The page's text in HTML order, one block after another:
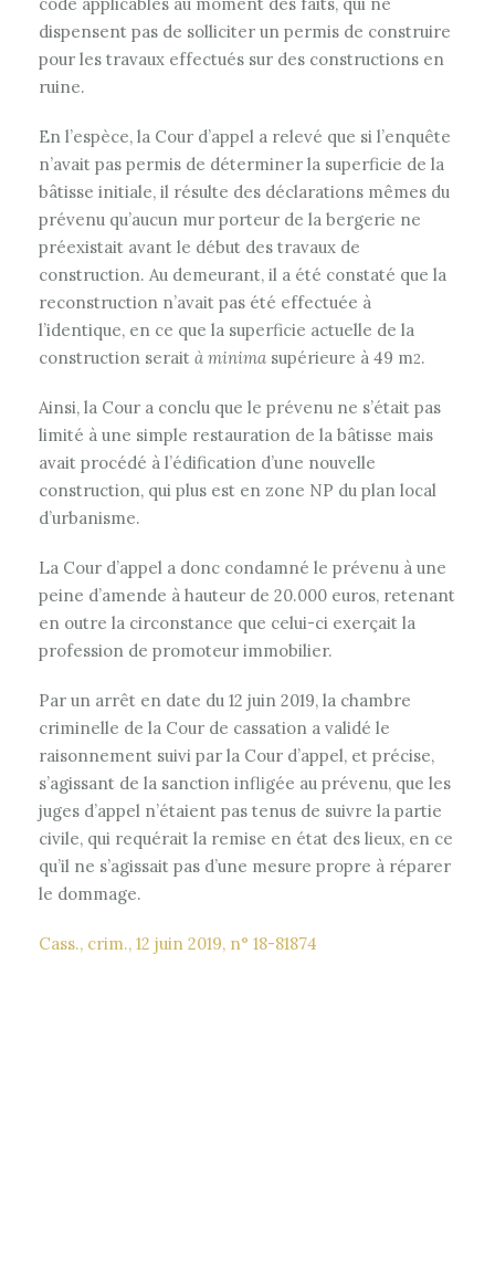
dispensent pas de solliciter un permis de construire
pour les travaux effectués sur des constructions en
ruine.
En l’espèce, la Cour d’appel a relevé que si l’enquête
n’avait pas permis de déterminer la superficie de la
bâtisse initiale, il résulte des déclarations mêmes du
prévenu qu’aucun mur porteur de la bergerie ne
préexistait avant le début des travaux de
construction. Au demeurant, il a été constaté que la
reconstruction n’avait pas été effectuée à
l’identique, en ce que la superficie actuelle de la
construction serait à minima supérieure à 49 m2.
Ainsi, la Cour a conclu que le prévenu ne s’était pas
limité à une simple restauration de la bâtisse mais
avait procédé à l’édification d’une nouvelle
construction, qui plus est en zone NP du plan local
d’urbanisme.
La Cour d’appel a donc condamné le prévenu à une
peine d’amende à hauteur de 20.000 euros, retenant
en outre la circonstance que celui-ci exerçait la
profession de promoteur immobilier.
Par un arrêt en date du 12 juin 2019, la chambre
criminelle de la Cour de cassation a validé le
raisonnement suivi par la Cour d’appel, et précise,
s’agissant de la sanction infligée au prévenu, que les
juges d’appel n’étaient pas tenus de suivre la partie
civile, qui requérait la remise en état des lieux, en ce
qu’il ne s’agissait pas d’une mesure propre à réparer
le dommage.
Cass., crim., 12 juin 2019, n° 18-81874